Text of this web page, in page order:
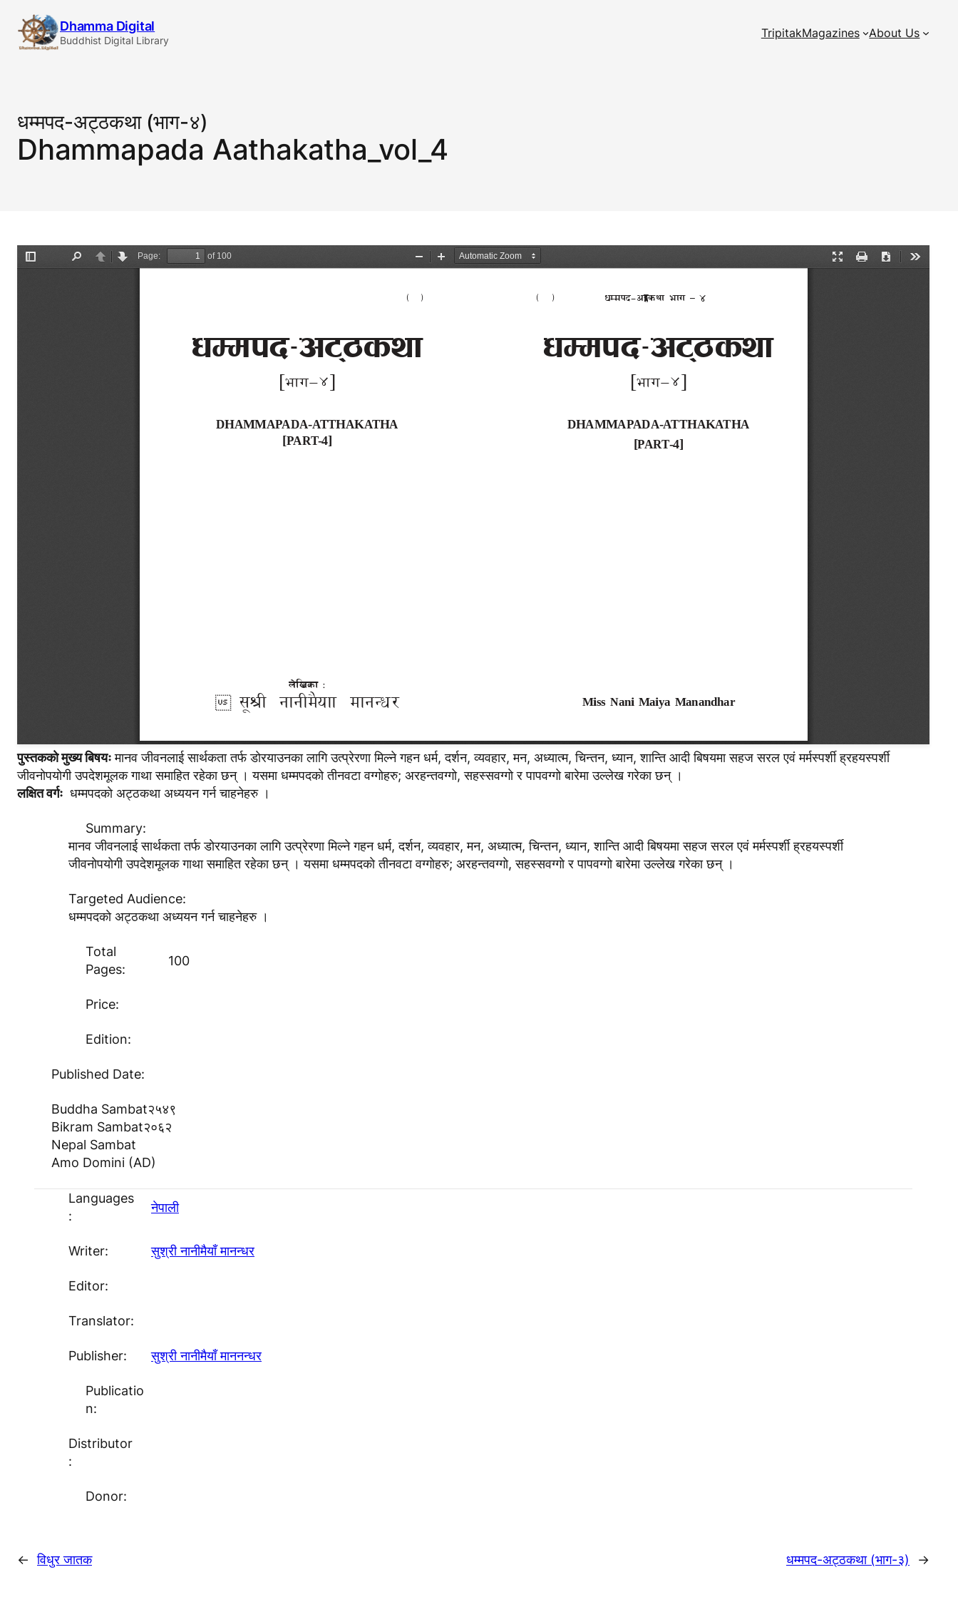
content
Dhamma Digital
Buddhist Digital Library TripitakMagazines About Us
धम्मपद-अट्ठकथा (भाग-४)
Dhammapada Aathakatha_vol_4
पुस्तककाे मुख्य बिषयःमानव जीवनलाई सार्थकता तर्फ डाेरयाउनका लागि उत्प्रेरणा मिल्ने गहन धर्म, दर्शन, व्यवहार, मन, अध्यात्म, चिन्तन, ध्यान, शान्ति आदी बिषयमा सहज सरल एवं मर्मस्पर्शी ह्रहयस्पर्शी
जीवनाेपयाेगी उपदेशमूलक गाथा समाहित रहेका छन् । यसमा धम्मपदकाे तीनवटा वग्गाेहरु; अरहन्तवग्गाे, सहस्सवग्गाे र पापवग्गाे बारेमा उल्लेख गरेका छन् ।
लक्षित वर्गः धम्मपदकाे अट्ठकथा अध्ययन गर्न चाहनेहरु ।
Summary:
मानव जीवनलाई सार्थकता तर्फ डाेरयाउनका लागि उत्प्रेरणा मिल्ने गहन धर्म, दर्शन, व्यवहार, मन, अध्यात्म, चिन्तन, ध्यान, शान्ति आदी बिषयमा सहज सरल एवं मर्मस्पर्शी ह्रहयस्पर्शी
जीवनाेपयाेगी उपदेशमूलक गाथा समाहित रहेका छन् । यसमा धम्मपदकाे तीनवटा वग्गाेहरु; अरहन्तवग्गाे, सहस्सवग्गाे र पापवग्गाे बारेमा उल्लेख गरेका छन् ।
Targeted Audience:
धम्मपदकाे अट्ठकथा अध्ययन गर्न चाहनेहरु ।
Total
Pages:
100
Price:
Edition:
Published Date:
Buddha Sambat२५४९
Bikram Sambat२०६२
Nepal Sambat
Amo Domini (AD)
Languages
:
नेपाली
Writer: सुश्री नानीमैयाँ मानन्धर
Editor:
Translator:
Publisher: सुश्री नानीमैयाँ माननन्धर
Publicatio
n:
Distributor
:
Donor:
← विधुर जातक धम्मपद-अट्ठकथा (भाग-३) →